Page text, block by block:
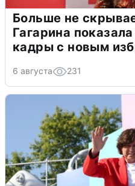
Больше не
Гагарина
кадры с новым
6 августа 231